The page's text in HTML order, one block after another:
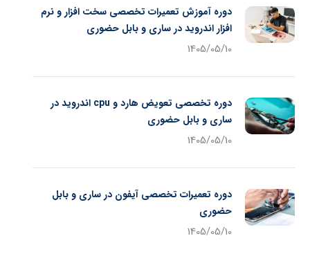
دوره آموزش تعمیرات تخصصی سخت افزار و نرم
افزار اندروید در ساری و بابل حضوری
1405/05/10
دوره تخصصی تعویض هارد و cpu اندروید در
ساری و بابل حضوری
1405/05/10
دوره تعمیرات تخصصی آیفون در ساری و بابل
حضوری
1405/05/10